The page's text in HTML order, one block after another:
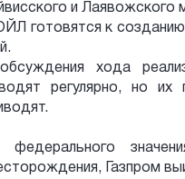
и Лаявожского
готовятся к
хода
регулярно, но их
федерального
Газпром